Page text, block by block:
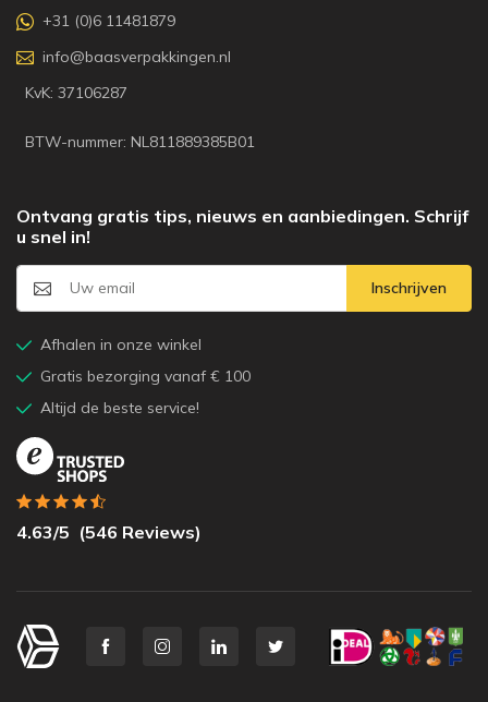
+31 (0)6 11481879
info@baasverpakkingen.nl
KvK: 37106287
BTW-nummer: NL811889385B01
Ontvang gratis tips, nieuws en aanbiedingen. Schrijf
u snel in!
Inschrijven
Afhalen in onze winkel
Gratis bezorging vanaf € 100
Altijd de beste service!
4.63/5 (546 Reviews)